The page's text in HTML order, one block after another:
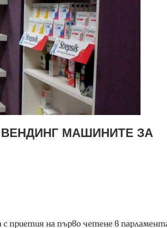
МАШИНИТЕ ЗА
приетия на първо четене в